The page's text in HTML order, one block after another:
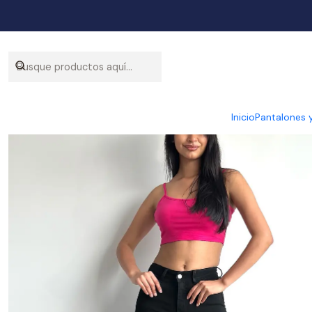
InicioPantalones